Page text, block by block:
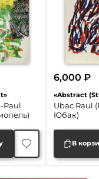
Paul
«Abstract
Ubac Raul
Юбак)
6,000 ₽
В